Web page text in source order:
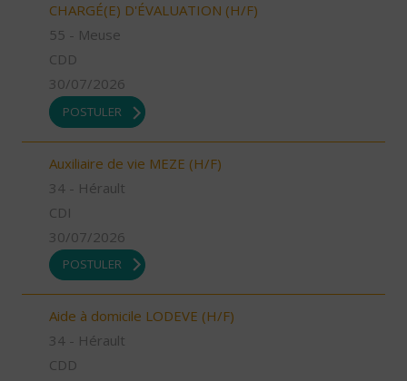
CHARGÉ(E) D'ÉVALUATION (H/F)
55 - Meuse
CDD
30/07/2026
POSTULER
Auxiliaire de vie MEZE (H/F)
34 - Hérault
CDI
30/07/2026
POSTULER
Aide à domicile LODEVE (H/F)
34 - Hérault
CDD